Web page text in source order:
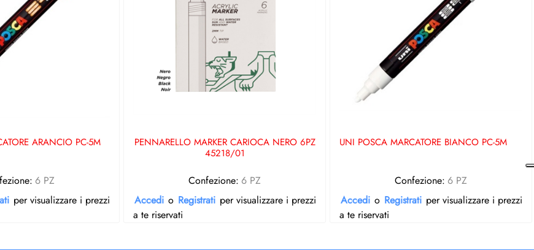
ARANCIO PC-5M
6 PZ
per visualizzare i prezzi
PENNARELLO MARKER CARIOCA NERO 6PZ
45218/01
Confezione: 6 PZ
Accedi o Registrati per visualizzare i prezzi
a te riservati
UNI POSCA MARCATORE BIANCO PC-5M
Confezione: 6 PZ
Accedi o Registrati per visualizzare i prezzi
a te riservati